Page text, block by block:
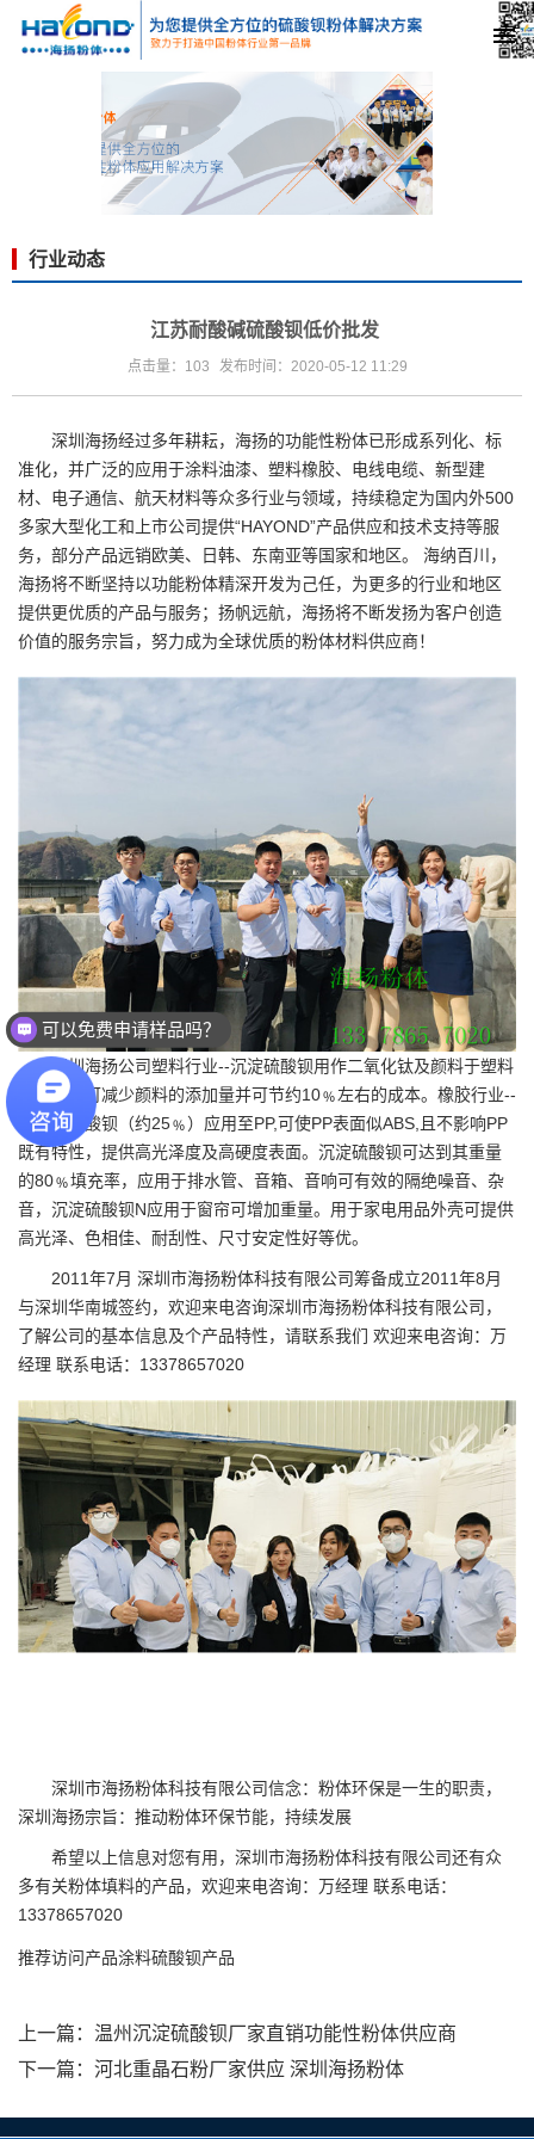
行业动态
江苏耐酸碱硫酸钡低价批发
点击量：103 发布时间：2020-05-12 11:29
深圳海扬经过多年耕耘，海扬的功能性粉体已形成系列化、标
准化，并广泛的应用于涂料油漆、塑料橡胶、电线电缆、新型建
材、电子通信、航天材料等众多行业与领域，持续稳定为国内外500
多家大型化工和上市公司提供“HAYOND”产品供应和技术支持等服
务，部分产品远销欧美、日韩、东南亚等国家和地区。 海纳百川，
海扬将不断坚持以功能粉体精深开发为己任，为更多的行业和地区
提供更优质的产品与服务；扬帆远航，海扬将不断发扬为客户创造
价值的服务宗旨，努力成为全球优质的粉体材料供应商！
深圳海扬公司塑料行业--沉淀硫酸钡用作二氧化钛及颜料于塑料
中的垫片可减少颜料的添加量并可节约10﹪左右的成本。橡胶行业--
将沉淀硫酸钡（约25﹪）应用至PP,可使PP表面似ABS,且不影响PP
既有特性，提供高光泽度及高硬度表面。沉淀硫酸钡可达到其重量
的80﹪填充率，应用于排水管、音箱、音响可有效的隔绝噪音、杂
音，沉淀硫酸钡N应用于窗帘可增加重量。用于家电用品外壳可提供
高光泽、色相佳、耐刮性、尺寸安定性好等优。
2011年7月 深圳市海扬粉体科技有限公司筹备成立2011年8月
与深圳华南城签约，欢迎来电咨询深圳市海扬粉体科技有限公司，
了解公司的基本信息及个产品特性，请联系我们 欢迎来电咨询：万
经理 联系电话：13378657020
深圳市海扬粉体科技有限公司信念：粉体环保是一生的职责，
深圳海扬宗旨：推动粉体环保节能，持续发展
希望以上信息对您有用，深圳市海扬粉体科技有限公司还有众
多有关粉体填料的产品，欢迎来电咨询：万经理 联系电话：
13378657020
推荐访问产品涂料硫酸钡产品
上一篇： 温州沉淀硫酸钡厂家直销功能性粉体供应商
下一篇： 河北重晶石粉厂家供应 深圳海扬粉体
可以免费申请样品吗？